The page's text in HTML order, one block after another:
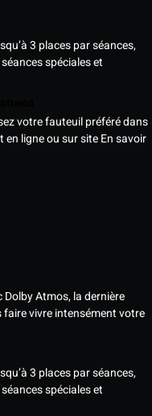
3 places par séances,
spéciales et
votre fauteuil préféré dans
en ligne ou sur siteEn savoir
Dolby Atmos, la dernière
vivre intensément votre
3 places par séances,
spéciales et